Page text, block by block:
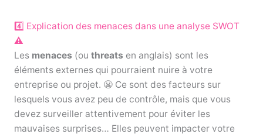
4️⃣ Explication des menaces dans une analyse SWOT
⚠️
Les menaces (ou threats en anglais) sont les
éléments externes qui pourraient nuire à votre
entreprise ou projet. 😬 Ce sont des facteurs sur
lesquels vous avez peu de contrôle, mais que vous
devez surveiller attentivement pour éviter les
mauvaises surprises… Elles peuvent impacter votre